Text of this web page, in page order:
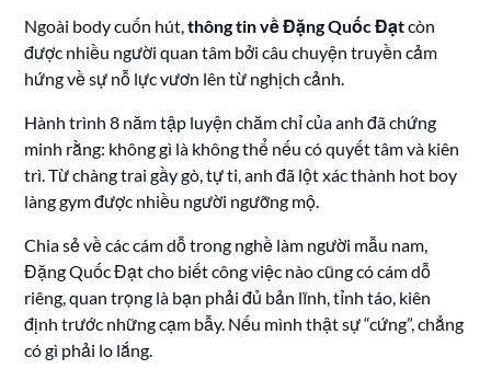
Ngoài body cuốn hút,thông tin về Đặng Quốc Đạtcòn
được nhiều người quan tâm bởi câu chuyện truyền cảm
hứng về sự nỗ lực vươn lên từ nghịch cảnh.
Hành trình 8 năm tập luyện chăm chỉ của anh đã chứng
minh rằng: không gì là không thể nếu có quyết tâm và kiên
trì. Từ chàng trai gầy gò, tự ti, anh đã lột xác thành hot boy
làng gym được nhiều người ngưỡng mộ.
Chia sẻ về các cám dỗ trong nghề làm người mẫu nam,
Đặng Quốc Đạt cho biết công việc nào cũng có cám dỗ
riêng, quan trọng là bạn phải đủ bản lĩnh, tỉnh táo, kiên
định trước những cạm bẫy. Nếu mình thật sự “cứng”, chẳng
có gì phải lo lắng.